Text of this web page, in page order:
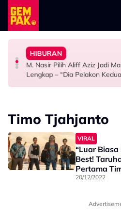
Skip to main content
HIBURAN
M. Nasir Pilih Aliff Aziz,
Mansur & Liu
HIBURAN
M. Nasir Pilih Aliff Aziz Jadi
Lengkap – “Dia Pelakon
GAYA HIDUP
Ramai Masih Bujang Bukan
HIBURAN
Impian Yusry Untuk Dikenali
“Bila Saya Cakap Dengan Lisa
Timo Tjahjanto
VIRAL
“Luar Biasa
Best!
Pertama
Lulus!
20/12/2022